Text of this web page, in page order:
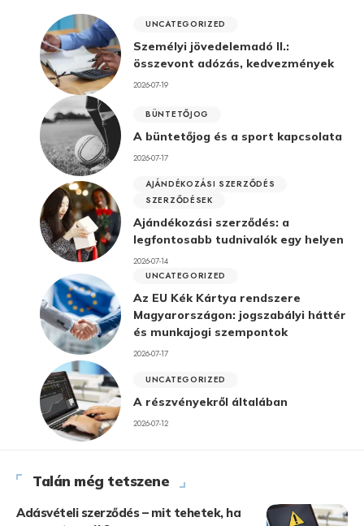
UNCATEGORIZED
Személyi jövedelemadó II.:
összevont adózás, kedvezmények
2026-07-19
BÜNTETŐJOG
A büntetőjog és a sport kapcsolata
2026-07-17
AJÁNDÉKOZÁSI SZERZŐDÉS
SZERZŐDÉSEK
Ajándékozási szerződés: a
legfontosabb tudnivalók egy helyen
2026-07-14
UNCATEGORIZED
Az EU Kék Kártya rendszere
Magyarországon: jogszabályi háttér
és munkajogi szempontok
2026-07-17
UNCATEGORIZED
A részvényekről általában
2026-07-12
Talán még tetszene
Adásvételi szerződés – mit tehetek, ha